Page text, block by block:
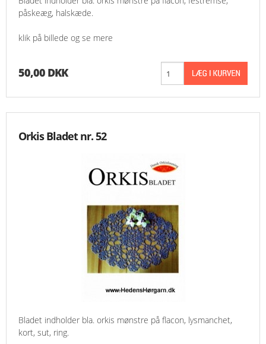
påskeæg, halskæde.
klik på billede og se mere
50,00 DKK
Orkis Bladet nr. 52
Bladet indholder bla. orkis mønstre på flacon, lysmanchet,
kort, sut, ring.